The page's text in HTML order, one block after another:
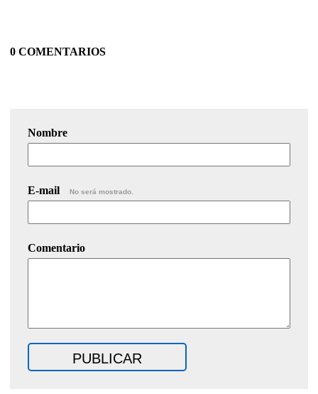
0 COMENTARIOS
Nombre
E-mail No será mostrado.
Comentario